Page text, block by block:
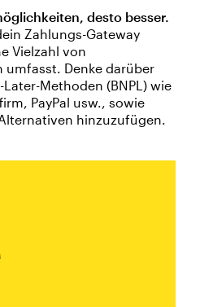
desto besser.
Zahlungs-Gateway
Vielzahl von
umfasst. Denke darüber
Methoden (BNPL) wie
PayPal usw., sowie
hinzuzufügen.